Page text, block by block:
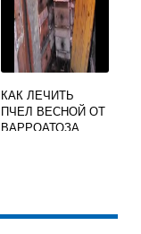
КАК ЛЕЧИТЬ
ПЧЕЛ ВЕСНОЙ ОТ
ВАРРОАТОЗА